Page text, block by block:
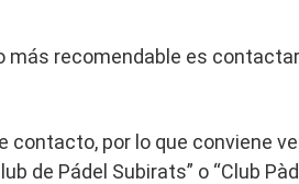
más recomendable es
por lo que conviene
de Pádel Subirats” o “Club